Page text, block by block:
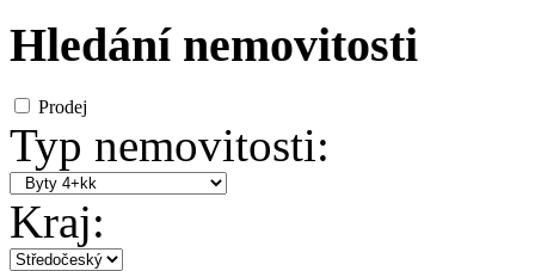
Hledání nemovitosti
Prodej
Typ nemovitosti:
Kraj: